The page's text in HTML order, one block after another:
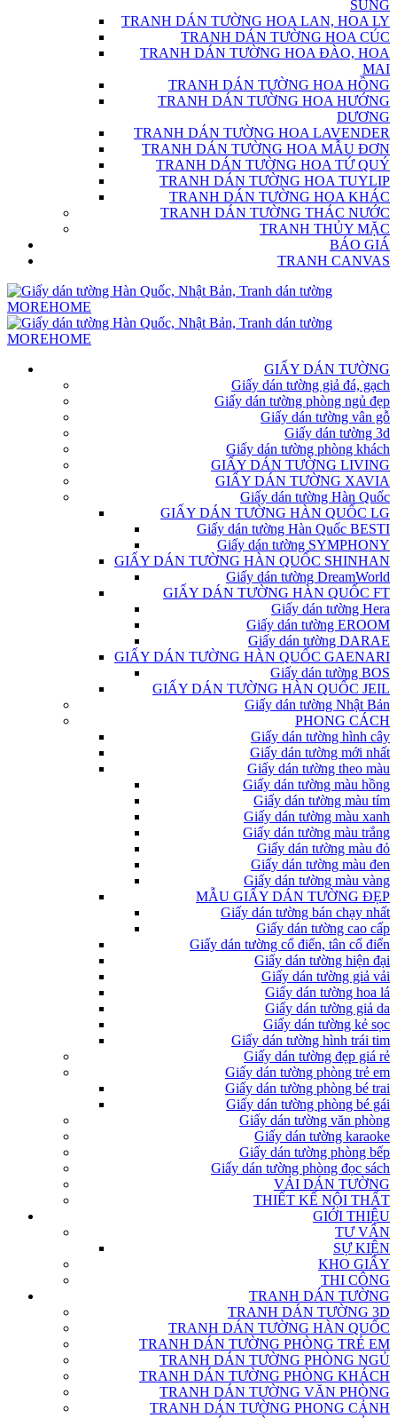
SÚNG
TRANH DÁN TƯỜNG HOA LAN, HOA LY
TRANH DÁN TƯỜNG HOA CÚC
TRANH DÁN TƯỜNG HOA ĐÀO, HOA
MAI
TRANH DÁN TƯỜNG HOA HỒNG
TRANH DÁN TƯỜNG HOA HƯỚNG
DƯƠNG
TRANH DÁN TƯỜNG HOA LAVENDER
TRANH DÁN TƯỜNG HOA MẪU ĐƠN
TRANH DÁN TƯỜNG HOA TỨ QUÝ
TRANH DÁN TƯỜNG HOA TUYLIP
TRANH DÁN TƯỜNG HOA KHÁC
TRANH DÁN TƯỜNG THÁC NƯỚC
TRANH THỦY MẶC
BÁO GIÁ
TRANH CANVAS
GIẤY DÁN TƯỜNG
Giấy dán tường giả đá, gạch
Giấy dán tường phòng ngủ đẹp
Giấy dán tường vân gỗ
Giấy dán tường 3d
Giấy dán tường phòng khách
GIẤY DÁN TƯỜNG LIVING
GIẤY DÁN TƯỜNG XAVIA
Giấy dán tường Hàn Quốc
GIẤY DÁN TƯỜNG HÀN QUỐC LG
Giấy dán tường Hàn Quốc BESTI
Giấy dán tường SYMPHONY
GIẤY DÁN TƯỜNG HÀN QUỐC SHINHAN
Giấy dán tường DreamWorld
GIẤY DÁN TƯỜNG HÀN QUỐC FT
Giấy dán tường Hera
Giấy dán tường EROOM
Giấy dán tường DARAE
GIẤY DÁN TƯỜNG HÀN QUỐC GAENARI
Giấy dán tường BOS
GIẤY DÁN TƯỜNG HÀN QUỐC JEIL
Giấy dán tường Nhật Bản
PHONG CÁCH
Giấy dán tường hình cây
Giấy dán tường mới nhất
Giấy dán tường theo màu
Giấy dán tường màu hồng
Giấy dán tường màu tím
Giấy dán tường màu xanh
Giấy dán tường màu trắng
Giấy dán tường màu đỏ
Giấy dán tường màu đen
Giấy dán tường màu vàng
MẪU GIẤY DÁN TƯỜNG ĐẸP
Giấy dán tường bán chạy nhất
Giấy dán tường cao cấp
Giấy dán tường cổ điển, tân cổ điển
Giấy dán tường hiện đại
Giấy dán tường giả vải
Giấy dán tường hoa lá
Giấy dán tường giả da
Giấy dán tường kẻ sọc
Giấy dán tường hình trái tim
Giấy dán tường đẹp giá rẻ
Giấy dán tường phòng trẻ em
Giấy dán tường phòng bé trai
Giấy dán tường phòng bé gái
Giấy dán tường văn phòng
Giấy dán tường karaoke
Giấy dán tường phòng bếp
Giấy dán tường phòng đọc sách
VẢI DÁN TƯỜNG
THIẾT KẾ NỘI THẤT
GIỚI THIỆU
TƯ VẤN
SỰ KIỆN
KHO GIẤY
THI CÔNG
TRANH DÁN TƯỜNG
TRANH DÁN TƯỜNG 3D
TRANH DÁN TƯỜNG HÀN QUỐC
TRANH DÁN TƯỜNG PHÒNG TRẺ EM
TRANH DÁN TƯỜNG PHÒNG NGỦ
TRANH DÁN TƯỜNG PHÒNG KHÁCH
TRANH DÁN TƯỜNG VĂN PHÒNG
TRANH DÁN TƯỜNG PHONG CẢNH